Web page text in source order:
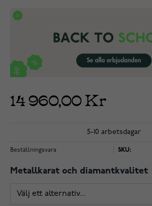
14 960,00 Kr
5-10 arbetsdagar
Beställningsvara SKU:
Metallkarat och diamantkvalitet